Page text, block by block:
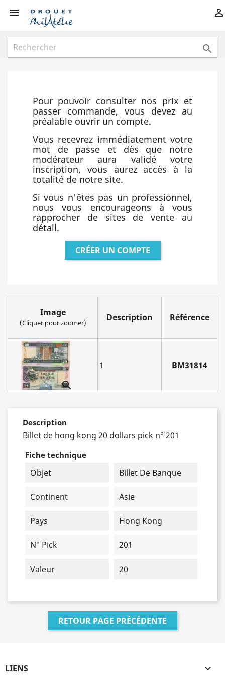
 

Pour pouvoir consulter nos prix et
passer commande, vous devez au
préalable ouvrir un compte.
Vous recevrez immédiatement votre
mot de passe et dès que notre
modérateur aura validé votre
inscription, vous aurez accès à la
totalité de notre site.
Si vous n'êtes pas un professionnel,
nous vous encourageons à vous
rapprocher de sites de vente au
détail.
CRÉER UN COMPTE
Image
(Cliquer pour zoomer) Description Référence

1 BM31814
Description
Billet de hong kong 20 dollars pick n° 201
Fiche technique
Objet Billet De Banque
Continent Asie
Pays Hong Kong
N° Pick 201
Valeur 20
RETOUR PAGE PRÉCÉDENTE
LIENS 